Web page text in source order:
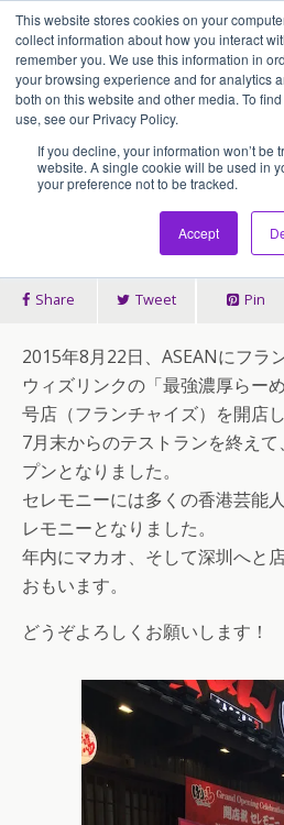
This website stores cookies on your
collect information about how you interact
remember you. We use this information in
your browsing experience and for analytics
both on this website and other media. To
use, see our Privacy Policy.
If you decline, your information won’t be
website. A single cookie will be used in
your preference not to be tracked.
Accept
最強濃厚らーめん
港1号店が開店
Share Tweet Pin
2015年8月22日、ASEANにフラ
ウィズリンクの「最強濃厚らー
号店（フランチャイズ）を開店
7月末からのテストランを終え
プンとなりました。
セレモニーには多くの香港芸能
レモニーとなりました。
年内にマカオ、そして深圳へと
おもいます。
どうぞよろしくお願いします！